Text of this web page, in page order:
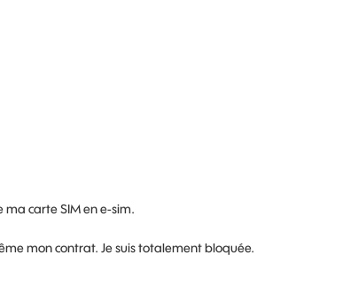
carte SIM en e-sim.
mon contrat. Je suis totalement bloquée.